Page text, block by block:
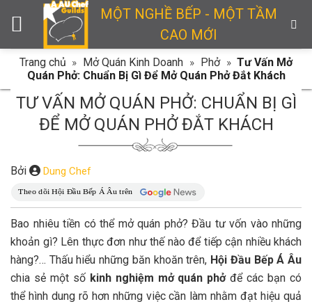
MỘT NGHỀ BẾP - MỘT TẦM
CAO MỚI
Trang chủ » Mở Quán Kinh Doanh » Phở » Tư Vấn Mở
Quán Phở: Chuẩn Bị Gì Để Mở Quán Phở Đắt Khách
TƯ VẤN MỞ QUÁN PHỞ: CHUẨN BỊ GÌ
ĐỂ MỞ QUÁN PHỞ ĐẮT KHÁCH
Bởi Dung Chef
Bao nhiêu tiền có thể mở quán phở? Đầu tư vốn vào những
khoản gì? Lên thực đơn như thế nào để tiếp cận nhiều khách
hàng?… Thấu hiểu những băn khoăn trên, Hội Đầu Bếp Á Âu
chia sẻ một số kinh nghiệm mở quán phởđể các bạn có
thể hình dung rõ hơn những việc cần làm nhằm đạt hiệu quả